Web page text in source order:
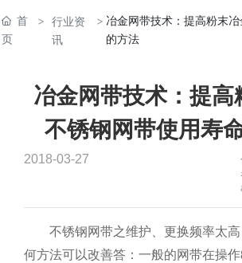
首
页
行业资
讯
冶金网带技术：提高粉末
的方法
冶金网带技术：提高
不锈钢网带使用寿
2018-03-27
不锈钢网带之维护、更换频率太高
何方法可以改善答：一般的网带在操